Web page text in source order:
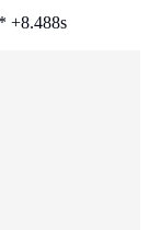
+8.488s